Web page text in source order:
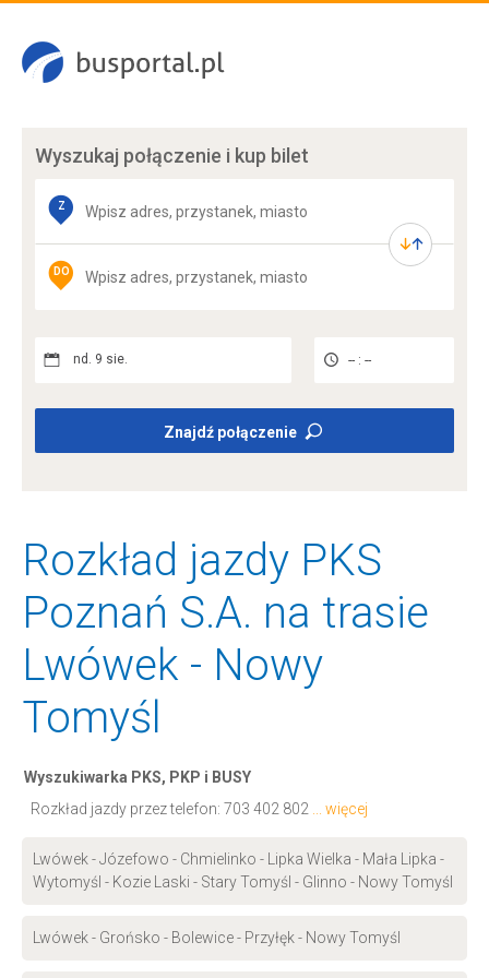
Wyszukaj połączenie i kup bilet
Z
DO
nd. 9 sie. -- : --
Znajdź połączenie
Rozkład jazdy PKS
Poznań S.A. na trasie
Lwówek - Nowy
Tomyśl
Wyszukiwarka PKS, PKP i BUSY
Rozkład jazdy przez telefon: 703 402 802 ... więcej
Lwówek - Józefowo - Chmielinko - Lipka Wielka - Mała Lipka -
Wytomyśl - Kozie Laski - Stary Tomyśl - Glinno - Nowy Tomyśl
Lwówek - Grońsko - Bolewice - Przyłęk - Nowy Tomyśl